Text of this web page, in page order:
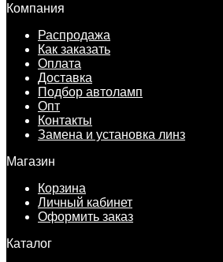
Компания
Распродажа
Как заказать
Оплата
Доставка
Подбор автоламп
Опт
Контакты
Замена и установка линз
Магазин
Корзина
Личный кабинет
Оформить заказ
Каталог